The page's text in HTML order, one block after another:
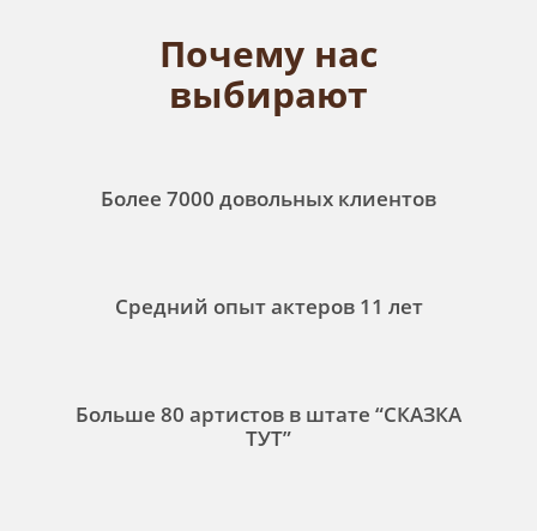
Почему нас
выбирают
Более 7000 довольных клиентов
Средний опыт актеров 11 лет
Больше 80 артистов в штате “СКАЗКА
ТУТ”